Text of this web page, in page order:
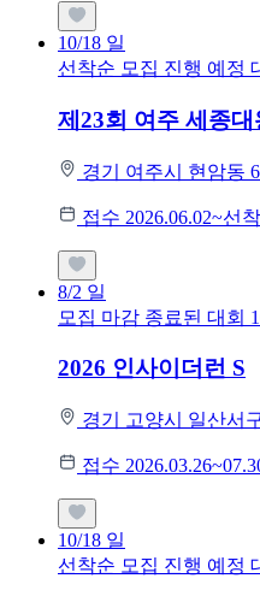
10/18 일
선착순 모집 진행 예정
제23회 여주 세종
경기 여주시 현암동
접수 2026.06.02~선
8/2 일
모집 마감 종료된 대회
2026 인사이더런 S
경기 고양시 일산서
접수
10/18 일
선착순 모집 진행 예정